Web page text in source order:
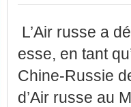
L’Air russe a
esse, en tant
Chine-Russie
d’Air russe au